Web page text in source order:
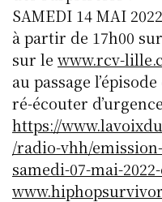
SAMEDI 14 MAI
à partir de 17h00
sur le www.rcv-
au passage
ré-écouter
https://
/radio-vhh/
samedi-07-mai-